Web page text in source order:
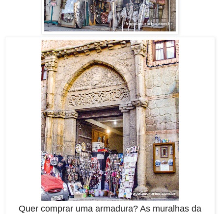
Quer comprar uma armadura? As muralhas da